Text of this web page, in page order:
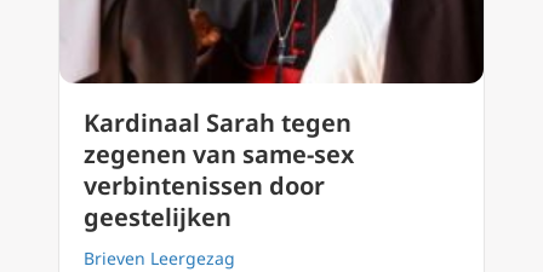
Kardinaal Sarah tegen
zegenen van same-sex
verbintenissen door
geestelijken
Brieven Leergezag